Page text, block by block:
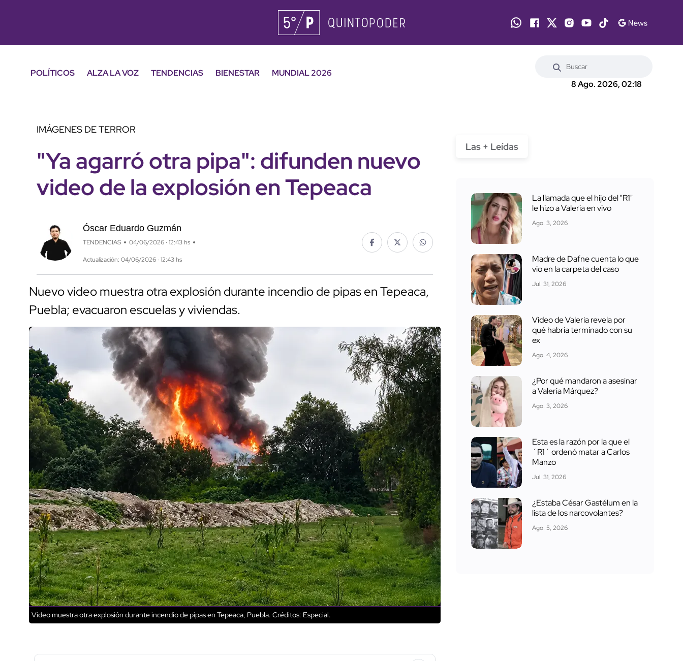
POLÍTICOS ALZA LA VOZ TENDENCIAS BIENESTAR
MUNDIAL 2026
8 Ago. 2026, 02:18
IMÁGENES DE TERROR
"Ya agarró otra pipa": difunden nuevo
video de la explosión en Tepeaca
Óscar Eduardo Guzmán
TENDENCIAS 04/06/2026 · 12:43 hs
Actualización: 04/06/2026 · 12:43 hs
Nuevo video muestra otra explosión durante incendio de pipas en Tepeaca,
Puebla; evacuaron escuelas y viviendas.
Video muestra otra explosión durante incendio de pipas en Tepeaca, Puebla. Créditos: Especial.
Las + Leídas
La llamada que el hijo del "R1"
le hizo a Valeria en vivo
Ago. 3, 2026
Madre de Dafne cuenta lo que
vio en la carpeta del caso
Jul. 31, 2026
Video de Valeria revela por
qué habría terminado con su
ex
Ago. 4, 2026
¿Por qué mandaron a asesinar
a Valeria Márquez?
Ago. 3, 2026
Esta es la razón por la que el
´R1´ ordenó matar a Carlos
Manzo
Jul. 31, 2026
¿Estaba César Gastélum en la
lista de los narcovolantes?
Ago. 5, 2026